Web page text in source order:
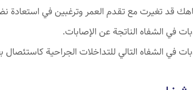
قد تغيرت مع تقدم العمر وترغبين في استعادة
في الشفاه الناتجة عن الإصابات.
في الشفاه التالي للتداخلات الجراحية كاستئصال